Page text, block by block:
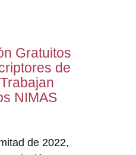
Gratuitos
de
NIMAS
de 2022,